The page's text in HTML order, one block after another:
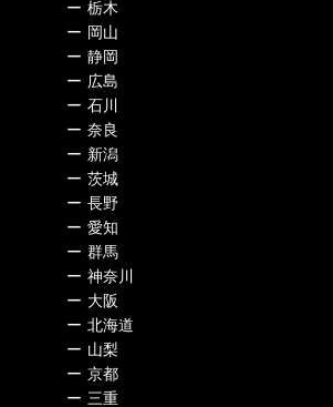
ー 栃木
ー 岡山
ー 静岡
ー 広島
ー 石川
ー 奈良
ー 新潟
ー 茨城
ー 長野
ー 愛知
ー 群馬
ー 神奈川
ー 大阪
ー 北海道
ー 山梨
ー 京都
ー 三重